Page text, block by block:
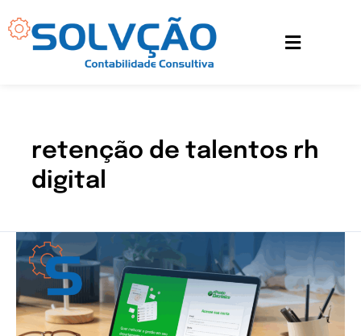
para
retenção de talentos rh
digital
Organize
o
da
sua
empresa